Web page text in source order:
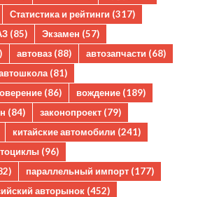
Статистика и рейтинги (317)
(85) Экзамен (57)
автоваз (88) автозапчасти (68)
(81)
(86) вождение (189)
(84) законопроект (79)
китайские автомобили (241)
(96)
параллельный импорт (177)
авторынок (452)